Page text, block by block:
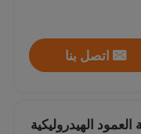
اتصل بنا
العمود الهيدروليكية